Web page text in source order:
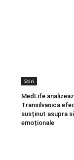
Stiri
MedLife
Transilvanica
susținut asupra
emoționale